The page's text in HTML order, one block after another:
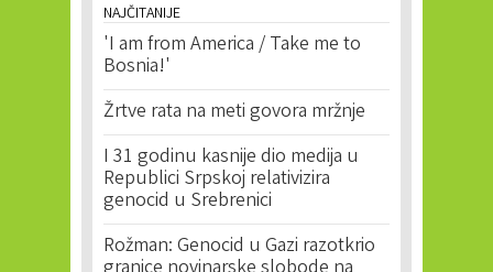
NAJČITANIJE
'I am from America / Take me to
Bosnia!'
Žrtve rata na meti govora mržnje
I 31 godinu kasnije dio medija u
Republici Srpskoj relativizira
genocid u Srebrenici
Rožman: Genocid u Gazi razotkrio